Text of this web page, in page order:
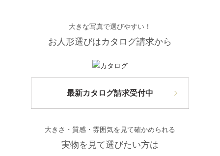
大きな写真で選びやすい！
お人形選びはカタログ請求から
最新カタログ請求受付中
大きさ・質感・雰囲気を見て確かめられる
実物を見て選びたい方は